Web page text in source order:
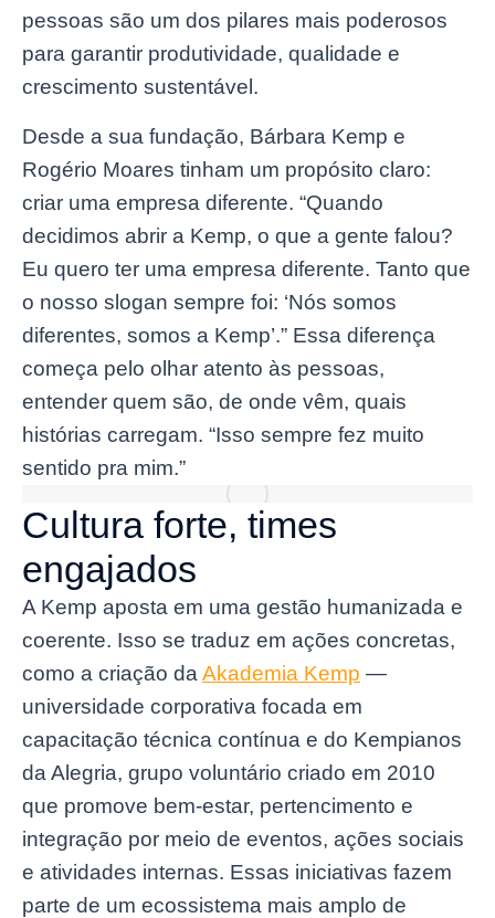
pessoas são um dos pilares mais poderosos
para garantir produtividade, qualidade e
crescimento sustentável.
Desde a sua fundação, Bárbara Kemp e
Rogério Moares tinham um propósito claro:
criar uma empresa diferente. “Quando
decidimos abrir a Kemp, o que a gente falou?
Eu quero ter uma empresa diferente. Tanto que
o nosso slogan sempre foi: ‘Nós somos
diferentes, somos a Kemp’.” Essa diferença
começa pelo olhar atento às pessoas,
entender quem são, de onde vêm, quais
histórias carregam. “Isso sempre fez muito
sentido pra mim.”
Cultura forte, times
engajados
A Kemp aposta em uma gestão humanizada e
coerente. Isso se traduz em ações concretas,
como a criação da Akademia Kemp —
universidade corporativa focada em
capacitação técnica contínua e do Kempianos
da Alegria, grupo voluntário criado em 2010
que promove bem-estar, pertencimento e
integração por meio de eventos, ações sociais
e atividades internas. Essas iniciativas fazem
parte de um ecossistema mais amplo de